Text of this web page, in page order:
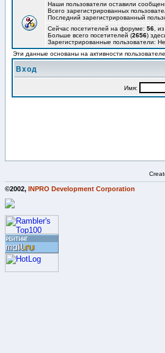
Наши пользователи оставили
Всего зарегистрированных
Последний зарегистрированный
Сейчас посетителей на форуме: 56 ,
Больше всего посетителей (2656)
Зарегистрированные пользователи:
Эти данные основаны на активности
Вход
Имя:
©2002, INPRO Development Corporation